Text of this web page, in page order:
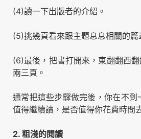
(4)讀一下出版者的介紹。
(5)挑幾頁看來跟主題息息相關的篇
(6)最後，把書打開來，東翻翻西
兩三頁。
通常把這些步驟做完後，你在不
值得繼續讀，是否值得你花費時間
2. 粗淺的閱讀